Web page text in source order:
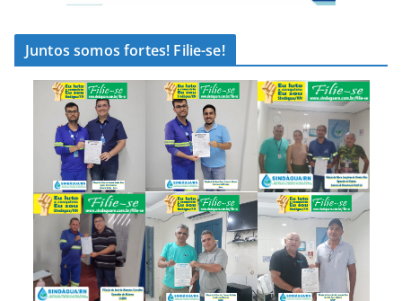
Juntos somos fortes! Filie-se!